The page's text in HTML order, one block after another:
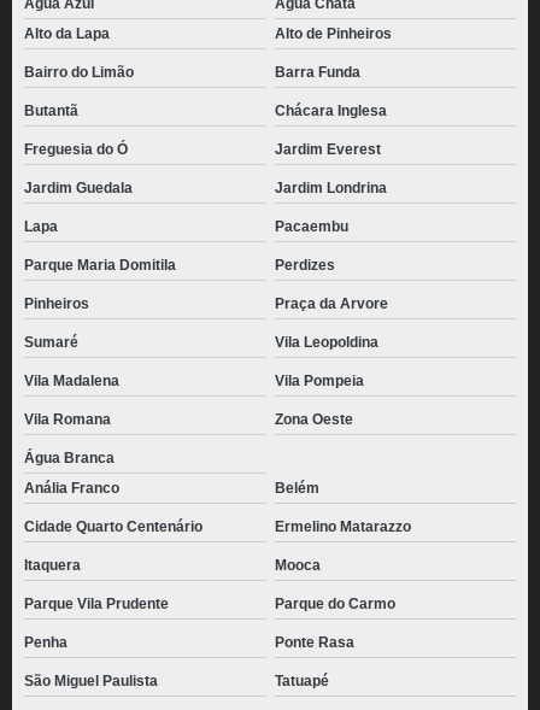
Água Azul
Água Chata
Alto da Lapa
Alto de Pinheiros
Bairro do Limão Barra Funda
Butantã Chácara Inglesa
Freguesia do Ó Jardim Everest
Jardim Guedala Jardim Londrina
Lapa Pacaembu
Parque Maria Domitila Perdizes
Pinheiros Praça da Arvore
Sumaré Vila Leopoldina
Vila Madalena Vila Pompeia
Vila Romana Zona Oeste
Água Branca
Anália Franco
Belém
Cidade Quarto Centenário Ermelino Matarazzo
Itaquera Mooca
Parque Vila Prudente Parque do Carmo
Penha Ponte Rasa
São Miguel Paulista Tatuapé